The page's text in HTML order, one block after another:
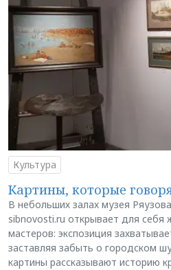
Культура
Картины, которые
В небольших залах музея
sibnovosti.ru открывает для себя
мастеров: экспозиция
заставляя забыть о городском
картины рассказывают историю